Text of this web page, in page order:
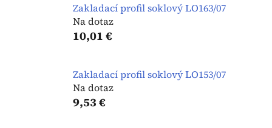
Zakladací profil soklový LO163/07
Na dotaz
10,01 €
Zakladací profil soklový LO153/07
Na dotaz
9,53 €